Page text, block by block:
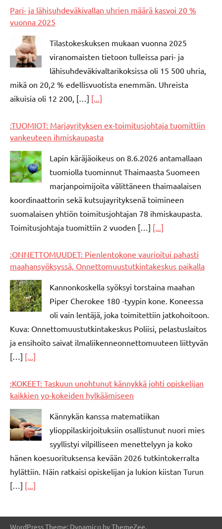
Pari- ja lähisuhdeväkivallan uhrien määrä kasvoi 20 %
vuonna 2025
Tilastokeskuksen mukaan vuonna 2025
viranomaisten tietoon tulleissa pari- ja
lähisuhdeväkivaltarikoksissa oli 15 500 uhria,
mikä on 20,2 % edellisvuotista enemmän. Uhreista
aikuisia oli 12 200, […] [...]
:TUOMIOT: Marjayrityksen ex-toimitusjohtaja tuomittiin
vankeuteen ihmiskaupasta
Lapin käräjäoikeus on 8.6.2026 antamallaan
tuomiolla tuominnut Thaimaasta Suomeen
marjanpoimijoita välittäneen thaimaalaisen
koordinaattorin sekä kutsujayrityksenä toimineen
suomalaisen yhtiön toimitusjohtajan 78 ihmiskaupasta.
Toimitusjohtaja tuomittiin 2 vuoden […] [...]
:ONNETTOMUUDET: Pienlentokone vaurioitui pahasti
maahansyöksyssä, Onnettomuustutkintakeskus paikalla
Kannonkoskella syöksyi torstaina maahan
Piper Cherokee 180 -tyypin kone. Koneessa
oli vain lentäjä, joka toimitettiin jatkohoitoon.
Kuva: Onnettomuustutkintakeskus Poliisi, pelastuslaitos
ja ensihoito saivat ilmaliikenneonnettomuuteen liittyvän
[…] [...]
:KOKEET: Taskuun unohtunut kännykkä johti opiskelijan
kaikkien yo-kokeiden hylkäämiseen
Kännykän kanssa matematiikan
ylioppilaskirjoituksiin osallistunut nuori mies
syyllistyi vilpilliseen menettelyyn ja koko
hänen koesuorituksensa kevään 2026 tutkintokerralta
hylättiin. Näin ratkaisi opiskelijan ja lukion kiistan Turun
[…] [...]
WordPress Theme: Dynamico by ThemeZee.